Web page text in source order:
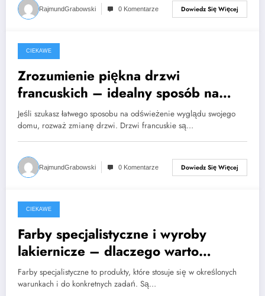
RajmundGrabowski 0 Komentarze Dowiedz Się Więcej
2023-05-03
CIEKAWE
Zrozumienie piękna drzwi
francuskich – idealny sposób na
zmianę wyglądu Twojego domu
Jeśli szukasz łatwego sposobu na odświeżenie wyglądu swojego
domu, rozważ zmianę drzwi. Drzwi francuskie są…
RajmundGrabowski 0 Komentarze Dowiedz Się Więcej
2023-04-09
CIEKAWE
Farby specjalistyczne i wyroby
lakiernicze – dlaczego warto
wybierać producentów takich jak
Aksil?
Farby specjalistyczne to produkty, które stosuje się w określonych
warunkach i do konkretnych zadań. Są…